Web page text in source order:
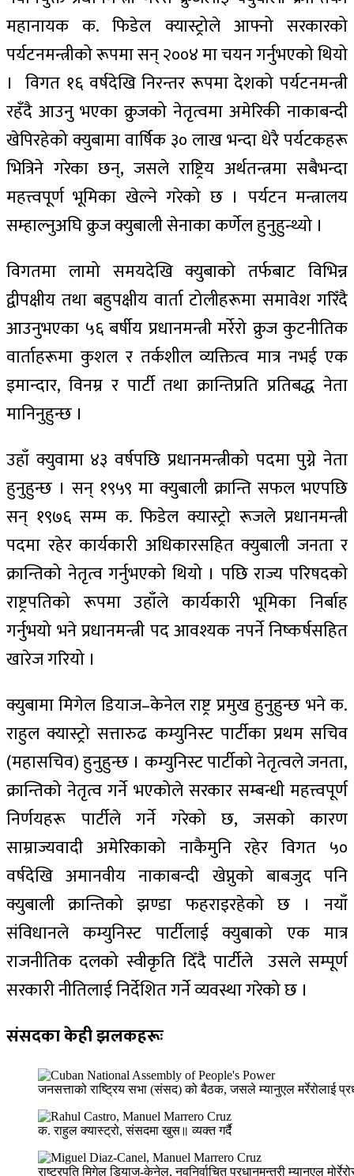
महानायक क. फिडेल क्यास्ट्रोले आफ्नो सरकारको
पर्यटनमन्त्रीको रूपमा सन् २००४ मा चयन गर्नुभएको थियो
। विगत १६ वर्षदेखि निरन्तर रूपमा देशको पर्यटनमन्त्री
रहँदै आउनु भएका क्रुजको नेतृत्वमा अमेरिकी नाकाबन्दी
खेपिरहेको क्युबामा वार्षिक ३० लाख भन्दा धेरै पर्यटकहरू
भित्रिने गरेका छन्, जसले राष्ट्रिय अर्थतन्त्रमा सबैभन्दा
महत्त्वपूर्ण भूमिका खेल्ने गरेको छ । पर्यटन मन्त्रालय
सम्हाल्नुअघि क्रुज क्युबाली सेनाका कर्णेल हुनुहुन्थ्यो ।
विगतमा लामो समयदेखि क्युबाको तर्फबाट विभिन्न
द्वीपक्षीय तथा बहुपक्षीय वार्ता टोलीहरूमा समावेश गरिँदै
आउनुभएका ५६ बर्षीय प्रधानमन्त्री मर्रेरो क्रुज कुटनीतिक
वार्ताहरूमा कुशल र तर्कशील व्यक्तित्व मात्र नभई एक
इमान्दार, विनम्र र पार्टी तथा क्रान्तिप्रति प्रतिबद्ध नेता
मानिनुहुन्छ ।
उहाँ क्युवामा ४३ वर्षपछि प्रधानमन्त्रीको पदमा पुग्ने नेता
हुनुहुन्छ । सन् १९५९ मा क्युबाली क्रान्ति सफल भएपछि
सन् १९७६ सम्म क. फिडेल क्यास्ट्रो रूजले प्रधानमन्त्री
पदमा रहेर कार्यकारी अधिकारसहित क्युबाली जनता र
क्रान्तिको नेतृत्व गर्नुभएको थियो । पछि राज्य परिषदको
राष्ट्रपतिको रूपमा उहाँले कार्यकारी भूमिका निर्बाह
गर्नुभयो भने प्रधानमन्त्री पद आवश्यक नपर्ने निष्कर्षसहित
खारेज गरियो ।
क्युबामा मिगेल डियाज–केनेल राष्ट्र प्रमुख हुनुहुन्छ भने क‍.
राहुल क्यास्ट्रो सत्तारुढ कम्युनिस्ट पार्टीका प्रथम सचिव
(महासचिव) हुनुहुन्छ । कम्युनिस्ट पार्टीको नेतृत्वले जनता,
क्रान्तिको नेतृत्व गर्ने भएकोले सरकार सम्बन्धी महत्त्वपूर्ण
निर्णयहरू पार्टीले गर्ने गरेको छ, जसको कारण
साम्राज्यवादी अमेरिकाको नाकैमुनि रहेर विगत ५०
वर्षदेखि अमानवीय नाकाबन्दी खेप्नुको बाबजुद पनि
क्युबाली क्रान्तिको झण्डा फहराइरहेको छ । नयाँ
संविधानले कम्युनिस्ट पार्टीलाई क्युबाको एक मात्र
राजनीतिक दलको स्वीकृति दिँदै पार्टीले उसले सम्पूर्ण
सरकारी नीतिलाई निर्देशित गर्ने व्यवस्था गरेको छ ।
संसदका केही झलकहरूः
जनसत्ताको राष्ट्रिय सभा (संसद) को बैठक, जसले म्यानुएल मर्रेरोलाई
क. राहुल क्यास्ट्रो, संसदमा खुस॥ व्यक्त गर्दै
राष्ट्रपति मिगेल डियाज-केनेल, नवनिर्वाचित प्रधानमन्त्री म्यानुएल